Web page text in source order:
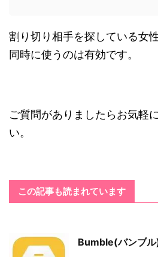
割り切り相手を探している女
同時に使うのは有効です。
ご質問がありましたらお気軽
い。
この記事も読まれています
Bumble(バンブル